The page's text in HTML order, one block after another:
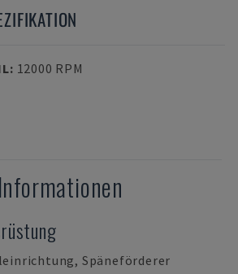
: 12000 RPM
Späneförderer